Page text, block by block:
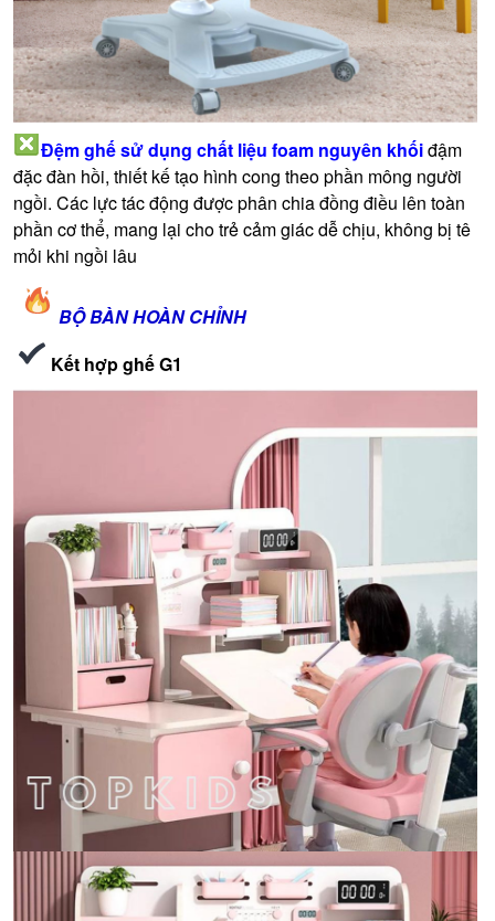
Đệm ghế sử dụng chất liệu foam nguyên khốiđậm
đặc đàn hồi, thiết kế tạo hình cong theo phần mông người
ngồi. Các lực tác động được phân chia đồng điều lên toàn
phần cơ thể, mang lại cho trẻ cảm giác dễ chịu, không bị tê
mỏi khi ngồi lâu
BỘ BÀN HOÀN CHỈNH
Kết hợp ghế G1